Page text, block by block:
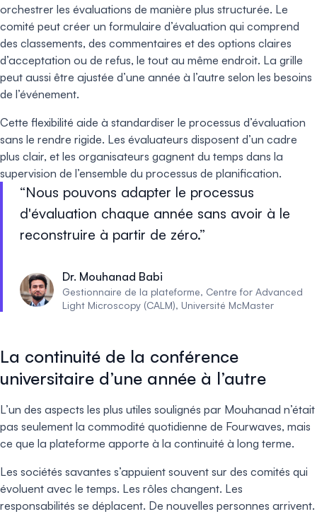
orchestrer les évaluations de manière plus structurée. Le
comité peut créer un formulaire d’évaluation qui comprend
des classements, des commentaires et des options claires
d’acceptation ou de refus, le tout au même endroit. La grille
peut aussi être ajustée d’une année à l’autre selon les besoins
de l’événement.
Cette flexibilité aide à standardiser le processus d’évaluation
sans le rendre rigide. Les évaluateurs disposent d’un cadre
plus clair, et les organisateurs gagnent du temps dans la
supervision de l’ensemble du processus de planification.
Nous pouvons adapter le processus
d'évaluation chaque année sans avoir à le
reconstruire à partir de zéro.
Dr. Mouhanad Babi
Gestionnaire de la plateforme, Centre for Advanced
Light Microscopy (CALM), Université McMaster
La continuité de la conférence
universitaire d’une année à l’autre
L’un des aspects les plus utiles soulignés par Mouhanad n’était
pas seulement la commodité quotidienne de Fourwaves, mais
ce que la plateforme apporte à la continuité à long terme.
Les sociétés savantes s’appuient souvent sur des comités qui
évoluent avec le temps. Les rôles changent. Les
responsabilités se déplacent. De nouvelles personnes arrivent.